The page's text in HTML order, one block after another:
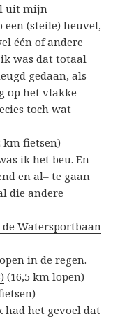
uit mijn
(steile) heuvel,
één of andere
was dat totaal
gedaan, als
op het vlakke
toch wat
km fietsen)
ik het beu. En
en al– te gaan
die andere
Watersportbaan
in de regen.
(16,5 km lopen)
het gevoel dat